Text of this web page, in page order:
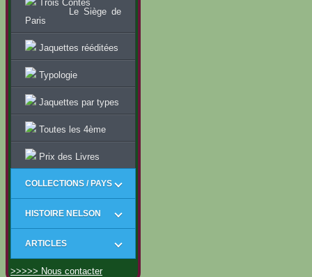
Trois Contes
Le Siège de
Paris
Jaquettes rééditées
Typologie
Jaquettes par types
Toutes les 4ème
Prix des Livres
COLLECTIONS / PAYS
HISTOIRE NELSON
ARTICLES
>>>>> Nous contacter